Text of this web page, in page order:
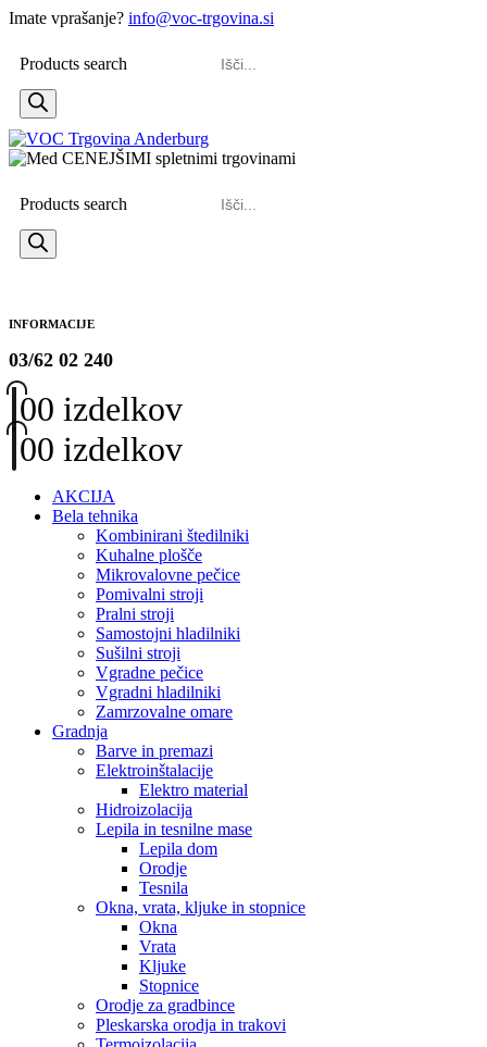
Imate vprašanje? info@voc-trgovina.si
Products search
Products search
INFORMACIJE
03/62 02 240
00 izdelkov
00 izdelkov
AKCIJA
Bela tehnika
Kombinirani štedilniki
Kuhalne plošče
Mikrovalovne pečice
Pomivalni stroji
Pralni stroji
Samostojni hladilniki
Sušilni stroji
Vgradne pečice
Vgradni hladilniki
Zamrzovalne omare
Gradnja
Barve in premazi
Elektroinštalacije
Elektro material
Hidroizolacija
Lepila in tesnilne mase
Lepila dom
Orodje
Tesnila
Okna, vrata, kljuke in stopnice
Okna
Vrata
Kljuke
Stopnice
Orodje za gradbince
Pleskarska orodja in trakovi